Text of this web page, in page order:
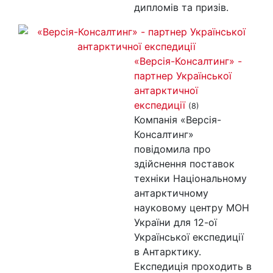
дипломів та призів.
«Версія-Консалтинг» -
партнер Української
антарктичної
експедиції (8)
Компанія «Версія-
Консалтинг»
повідомила про
здійснення поставок
техніки Національному
антарктичному
науковому центру МОН
України для 12-ої
Української експедиції
в Антарктику.
Експедиція проходить в